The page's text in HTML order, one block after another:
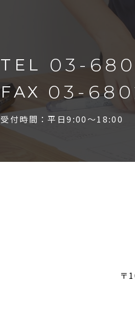
TEL 03-
FAX 03-
受付時間：平日9:00～18:00
〒